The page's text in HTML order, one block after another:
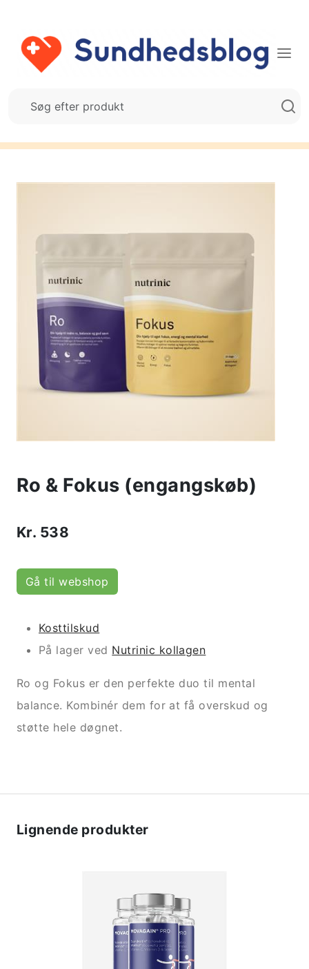
Ro & Fokus (engangskøb)
Kr. 538
Gå til webshop
Kosttilskud
På lager ved Nutrinic kollagen
Ro og Fokus er den perfekte duo til mental
balance. Kombinér dem for at få overskud og
støtte hele døgnet.
Lignende produkter